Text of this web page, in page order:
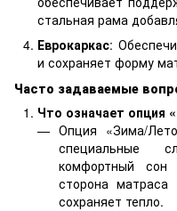
стальная рама
Еврокаркас:
и сохраняет форму
Часто задаваемые
Что означает опция
Опция «Зима/
специальные
комфортный
сторона матраса
сохраняет тепло.